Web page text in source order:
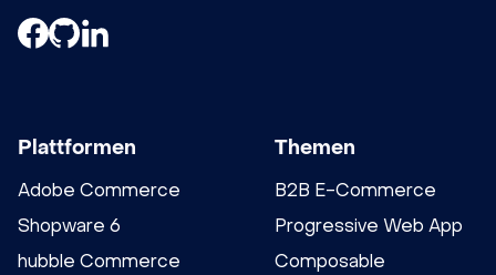
Plattformen
Adobe Commerce
Shopware 6
hubble Commerce
Themen
B2B E-Commerce
Progressive Web App
Composable